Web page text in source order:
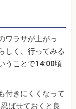
ワラサが上がっ
しく、行ってみる
うことで14:00頃
付きにくくなって
ばせておくと良